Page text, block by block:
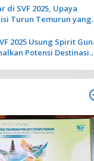
di SVF 2025, Upaya
Turun Temurun yang
2025 Usung Spirit
Potensi Destinasi